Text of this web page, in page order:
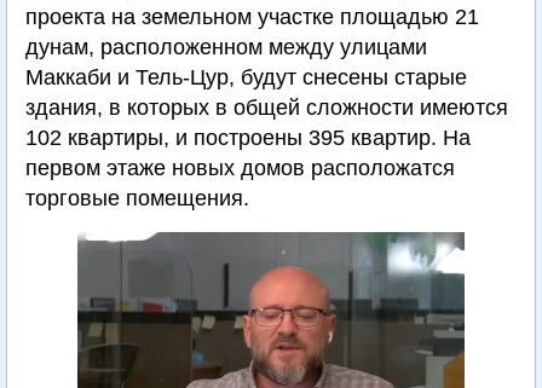
проекта на земельном участке площадью 21
дунам, расположенном между улицами
Маккаби и Тель-Цур, будут снесены старые
здания, в которых в общей сложности имеются
102 квартиры, и построены 395 квартир. На
первом этаже новых домов расположатся
торговые помещения.